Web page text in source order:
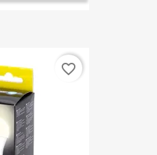
favorite_border